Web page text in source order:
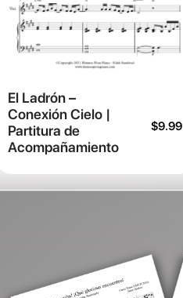
El Ladrón –
Conexión Cielo |
Partitura de
Acompañamiento
$9.99